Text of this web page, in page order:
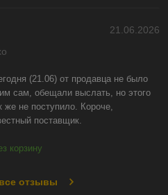
21.06.2026
(21.06) от продавца не было
сам, обещали выслать, но этого
же не поступило. Короче,
поставщик.
корзину
отзывы